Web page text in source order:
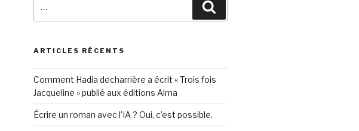
ARTICLES RÉCENTS
Comment Hadia decharrière a écrit « Trois fois
Jacqueline » publié aux éditions Alma
Écrire un roman avec l’IA ? Oui, c’est possible.